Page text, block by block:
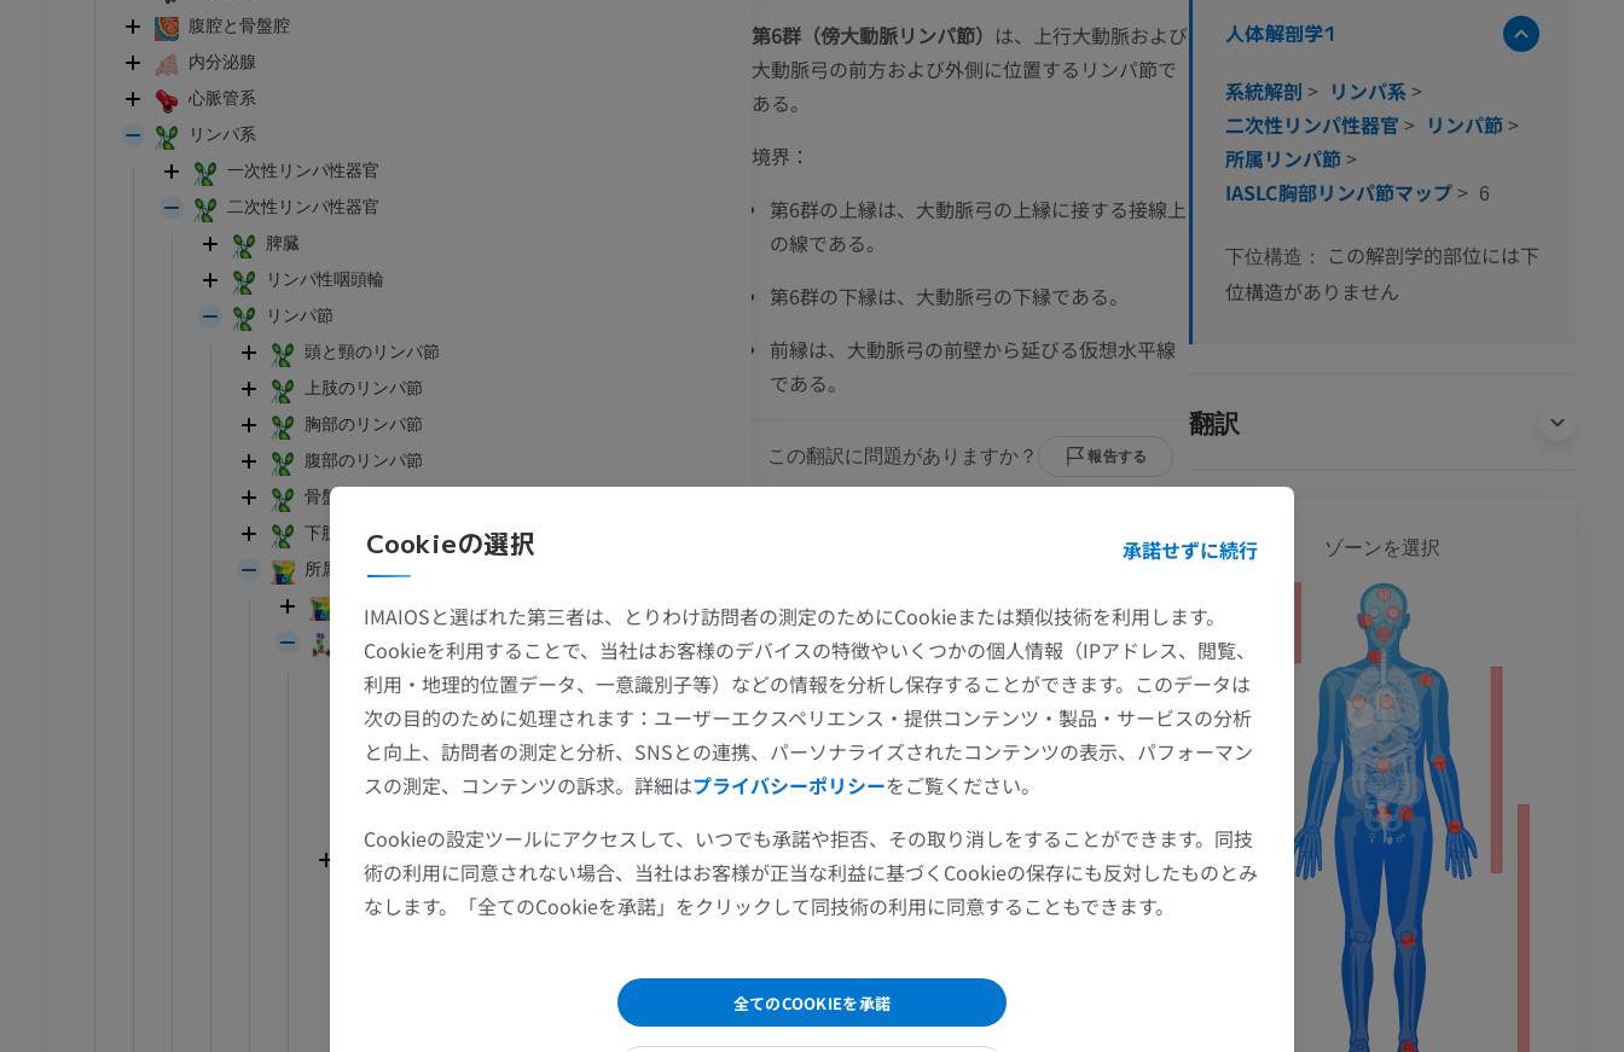
腹腔と骨盤腔
内分泌腺
心脈管系
リンパ系
一次性リンパ性器官
二次性リンパ性器官
脾臓
リンパ性咽頭輪
リンパ節
頭と頸のリンパ節
上肢のリンパ節
胸部のリンパ節
腹部のリンパ節
骨盤のリンパ節
下肢のリンパ節
所属リンパ節
頸部リンパ節
IASLC胸部リンパ節マップ
10L-11L : 左肺門・葉間リンパ節
10L - 左肺門リンパ節
10R-11R : 右肺門・葉間リンパ節
10R - 右肺門リンパ節
12L - 左葉気管支周囲リンパ節
13R - 右区域気管支周囲リンパ節
第6群（傍大動脈リンパ節） は、上行大動脈および
大動脈弓の前方および外側に位置するリンパ節で
ある。
境界：
第6群の上縁は、大動脈弓の上縁に接する接線上
の線である。
第6群の下縁は、大動脈弓の下縁である。
前縁は、大動脈弓の前壁から延びる仮想水平線
である。
この翻訳に問題がありますか？ 報告する
International Association for the Study of Lung Cancer (IASLC)
Lymph Node Map: Radiologic Review with CT Illustration
Ahmed H. ElSherief, Charles T. Lau, Carol C. Wu, Richard L.
Drake, Gerald F. Abbott, and Thomas W. Rice RadioGraphics
2014 34:6, 16801691
ギャラリー
人体解剖学1
系統解剖 > リンパ系>
二次性リンパ性器官 > リンパ節>
所属リンパ節>
IASLC胸部リンパ節マップ> 6
下位構造：
この解剖学的部位には下
位構造がありません
翻訳
足首 - 足
足根MRI
下肢MRI
上肢MRI
MRI
肩関節MRI
MRI
手関節MRI
MRI
MRI
下肢
イラストレーション
下肢X線
X線画像
下肢MRI
MRI
股関節MRI
MRI
ゾーンを選択
Cookieの選択 承諾せずに続行
IMAIOSと選ばれた第三者は、とりわけ訪問者の測定のためにCookieまたは類似技術を利用します。
Cookieを利用することで、当社はお客様のデバイスの特徴やいくつかの個人情報（IPアドレス、閲覧、
利用・地理的位置データ、一意識別子等）などの情報を分析し保存することができます。このデータは
次の目的のために処理されます：ユーザーエクスペリエンス・提供コンテンツ・製品・サービスの分析
と向上、訪問者の測定と分析、SNSとの連携、パーソナライズされたコンテンツの表示、パフォーマン
スの測定、コンテンツの訴求。詳細はプライバシーポリシーをご覧ください。
Cookieの設定ツールにアクセスして、いつでも承諾や拒否、その取り消しをすることができます。同技
術の利用に同意されない場合、当社はお客様が正当な利益に基づくCookieの保存にも反対したものとみ
なします。「全てのCookieを承諾」をクリックして同技術の利用に同意することもできます。
全てのCOOKIEを承諾